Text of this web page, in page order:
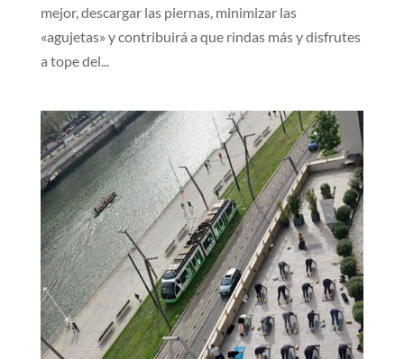
mejor, descargar las piernas, minimizar las
«agujetas» y contribuirá a que rindas más y disfrutes
a tope del...